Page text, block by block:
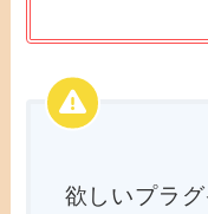
欲しいプラグ